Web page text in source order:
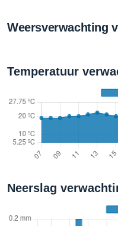
Weersverwachting
Temperatuur
Neerslag